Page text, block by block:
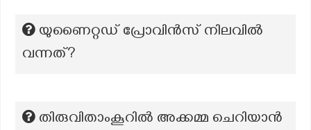
യുണൈറ്റഡ് പ്രോവിൻസ് നിലവിൽ
വന്നത്?
തിരുവിതാംകൂറിൽ അക്കമ്മ ചെറിയാൻ